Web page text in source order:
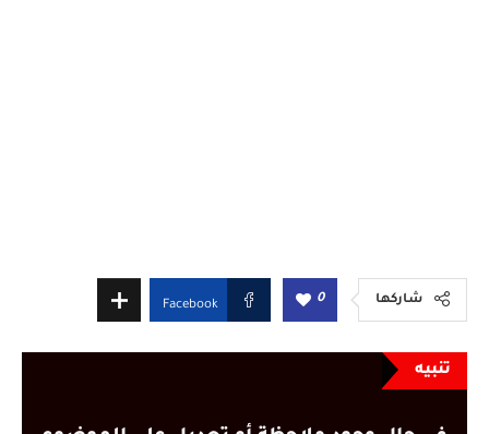
شاركها 0
Facebook
تنبيه